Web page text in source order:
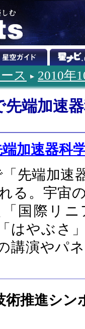
ス 2010年
先端加速
端加速器科
先端加速
る。宇宙
国際リ
はやぶさ
講演やパ
術推進シ